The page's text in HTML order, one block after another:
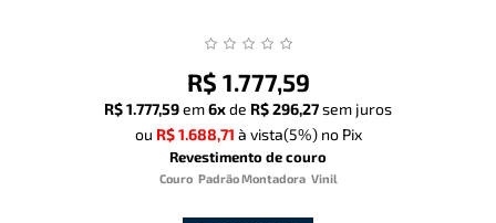
R$ 1.777,59
R$ 1.777,59em6xde R$ 296,27sem juros
ou R$ 1.688,71 à vista(5%)no Pix
Revestimento de couro
Couro Padrão Montadora Vinil